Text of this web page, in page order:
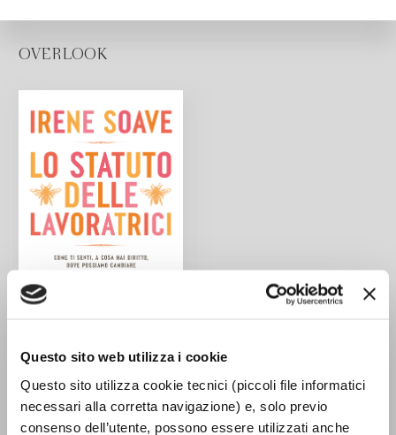
Questo sito web utilizza i cookie
Questo sito utilizza cookie tecnici (piccoli file informatici
necessari alla corretta navigazione) e, solo previo
consenso dell’utente, possono essere utilizzati anche
OVERLOOK
lavoratrici
Irene Soave